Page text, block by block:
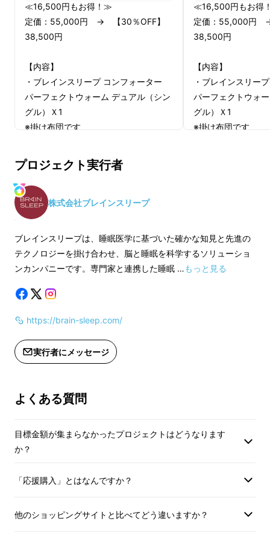
≪16,500円もお得！≫
定価：55,000円 → 【30％OFF】
38,500円
【内容】
・ブレインスリープ コンフォーター
パーフェクトウォーム デュアル（シン
グル）Ｘ1
※掛け布団です
≪お届け予定≫
11月4日（月）までに決済済みの方
2024年11月中旬お届け
※適格請求書発行事業者登録番号の記
載のあるインボイスが必要な場合は、
Makuakeメッセージにて実行者に直接
≪16,500円もお得
定価：55,000円
38,500円
【内容】
・ブレインスリー
パーフェクトウォ
グル）Ｘ1
※掛け布団です
Makuakeメッセー
プロジェクト実行者
株式会社ブレインスリープ
ブレインスリープは、睡眠医学に基づいた確かな知見と先進の
テクノロジーを掛け合わせ、脳と睡眠を科学するソリューショ
ンカンパニーです。専門家と連携した睡眠 …もっと見る
https://brain-sleep.com/
実行者にメッセージ
よくある質問
目標金額が集まらなかったプロジェクトはどうなります
か？
「応援購入」とはなんですか？
他のショッピングサイトと比べてどう違いますか？